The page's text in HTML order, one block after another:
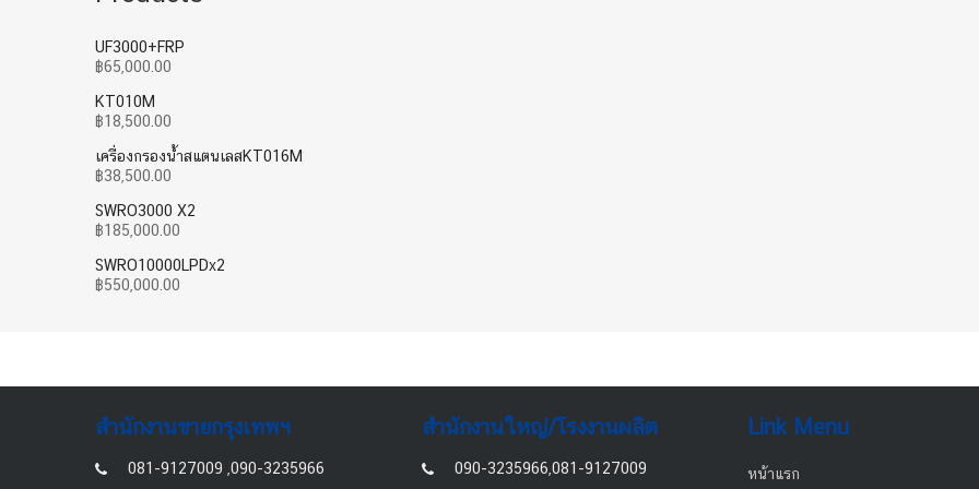
UF3000+FRP
฿65,000.00
KT010M
฿18,500.00
เครื่องกรองน้ำสแตนเลสKT016M
฿38,500.00
SWRO3000 X2
฿185,000.00
SWRO10000LPDx2
฿550,000.00
สำนักงานขายกรุงเทพฯ
081-9127009 ,090-3235966
สำนักงานใหญ่/โรงงานผลิต
090-3235966,081-9127009
Link Menu
หน้าแรก